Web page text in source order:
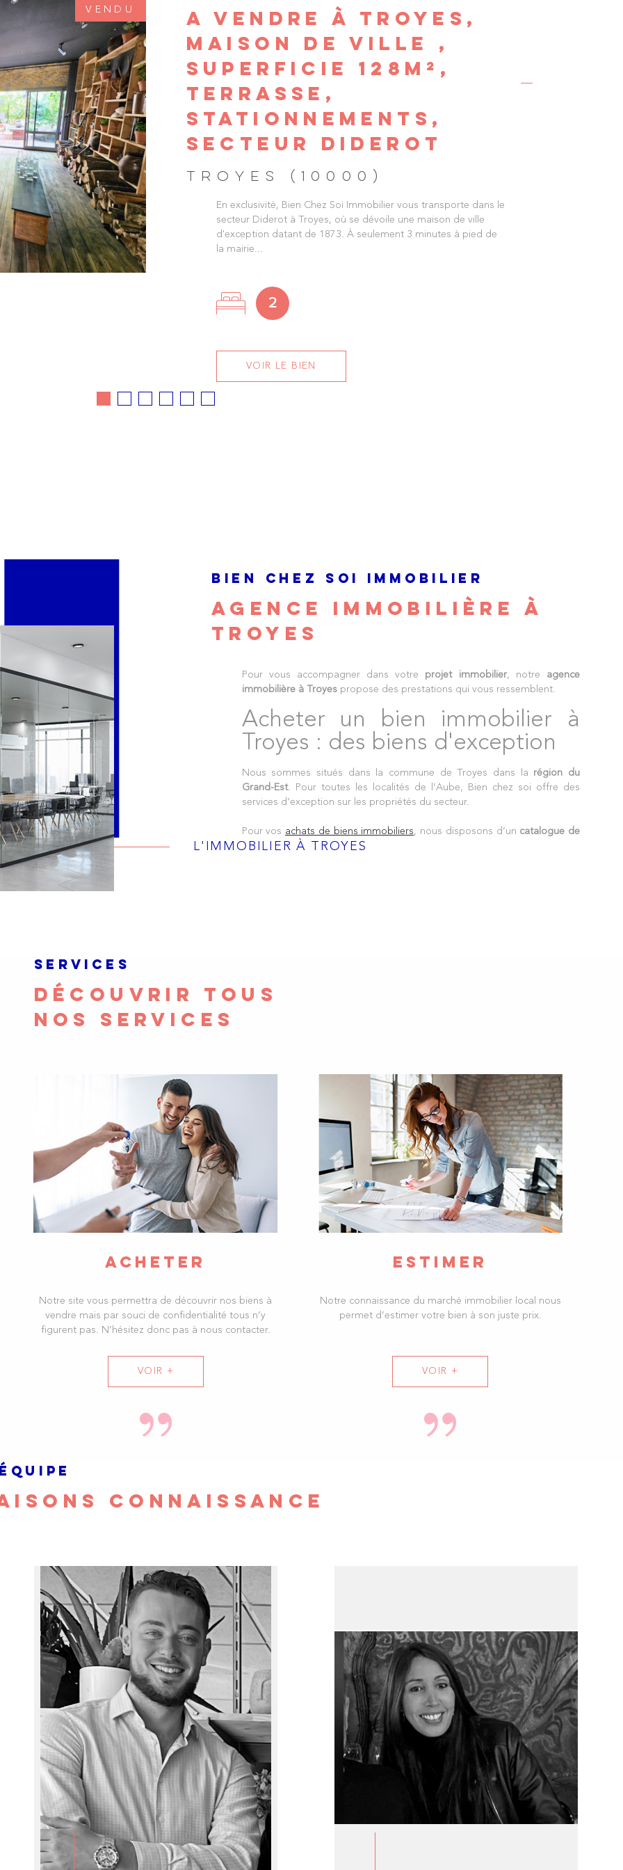
VENDU
A VENDRE À TROYES,
MAISON DE VILLE ,
SUPERFICIE 128M²,
TERRASSE,
STATIONNEMENTS,
SECTEUR DIDEROT
TROYES (10000)
En exclusivité, Bien Chez Soi Immobilier vous transporte dans le
secteur Diderot à Troyes, où se dévoile une maison de ville
d'exception datant de 1873. À seulement 3 minutes à pied de
la mairie...
2
VOIR LE BIEN
BIEN CHEZ SOI IMMOBILIER
AGENCE IMMOBILIÈRE À
TROYES
Pour vous accompagner dans votre projet immobilier, notre agence
immobilière à Troyespropose des prestations qui vous ressemblent.
Acheter un bien immobilier à
Troyes : des biens d'exception
Nous sommes situés dans la commune de Troyes dans la région du
Grand-Est. Pour toutes les localités de l’Aube, Bien chez soi offre des
services d’exception sur les propriétés du secteur.
Pour vos achats de biens immobiliers, nous disposons d’un catalogue de
propriétés de prestige : maisons contemporaines avec vue panoramique,
Vendez rapidement grâce à
Evitez les risques de surévaluation ou de sous-évaluation de votre bien
immobilier ! BIEN CHEZ SOI Immobilier vous propose ses services
estimation de biens immobiliers à Troyes. Notreparfaite connaissance
du marché immobilierlocal ainsi que notre expertise immobilière seront
un atout qui vous permettra de vendre votre bien rapidement et au juste
La réussite de vos projets
immobiliers, notre priorité
notre agence immobilière à Troyes sera votre partenaire idéa
réalisation de vos projets immobilier. Nous vous orientons dans vos
Quelque soit votre besoin, notre équipe dynamique met à votre service
son expertise immobilière sur tout le département de l'Aube. Nous
Nous souhaitons vous accompagner et vous guider au mieux afin de
L'IMMOBILIER À TROYES
SERVICES
DÉCOUVRIR TOUS
NOS SERVICES
ACHETER
Notre site vous permettra de découvrir nos biens à
vendre mais par souci de confidentialité tous n’y
figurent pas. N’hésitez donc pas à nous contacter.
VOIR +
ESTIMER
Notre connaissance du marché immobilier local nous
permet d’estimer votre bien à son juste prix.
VOIR +
CONNAISSANCE